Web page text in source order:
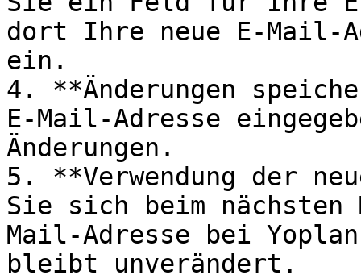
dort Ihre neue E-Mail-
ein.
4. **Änderungen
E-Mail-Adresse
Änderungen.
5. **Verwendung der
Sie sich beim
Mail-Adresse bei
bleibt unverändert.